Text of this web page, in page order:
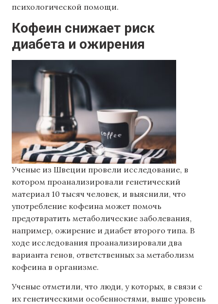
психологической помощи.
Кофеин снижает риск
диабета и ожирения
Ученые из Швеции провели исследование, в
котором проанализировали генетический
материал 10 тысяч человек, и выяснили, что
употребление кофеина может помочь
предотвратить метаболические заболевания,
например, ожирение и диабет второго типа. В
ходе исследования проанализировали два
варианта генов, ответственных за метаболизм
кофеина в организме.
Ученые отметили, что люди, у которых, в связи с
их генетическими особенностями, выше уровень